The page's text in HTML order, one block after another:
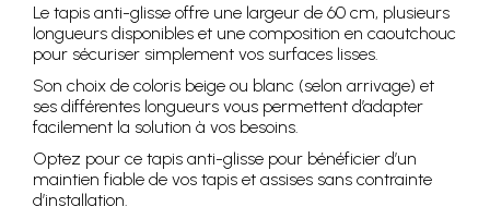
Le tapis anti-glisse offre une largeur de 60 cm, plusieurs
longueurs disponibles et une composition en caoutchouc
pour sécuriser simplement vos surfaces lisses.
Son choix de coloris beige ou blanc (selon arrivage) et
ses différentes longueurs vous permettent d’adapter
facilement la solution à vos besoins.
Optez pour ce tapis anti-glisse pour bénéficier d’un
maintien fiable de vos tapis et assises sans contrainte
d’installation.